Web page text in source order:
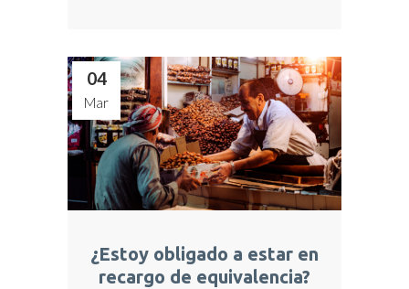
04
Mar
¿Estoy obligado a estar en
recargo de equivalencia?